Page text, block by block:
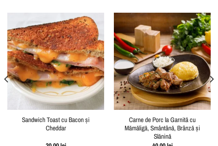
Sandwich Toast cu Bacon și
Cheddar
Carne de Porc la Garnită cu
Mămăligă, Smântână, Brânză și
Slănină